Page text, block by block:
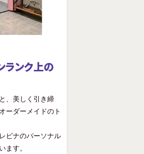
ランク上の
、美しく引き締
ーダーメイドのト
ビナのパーソナル
ます。